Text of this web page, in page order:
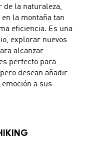
de la naturaleza,
la montaña tan
eficiencia. Es una
explorar nuevos
alcanzar
perfecto para
desean añadir
a sus